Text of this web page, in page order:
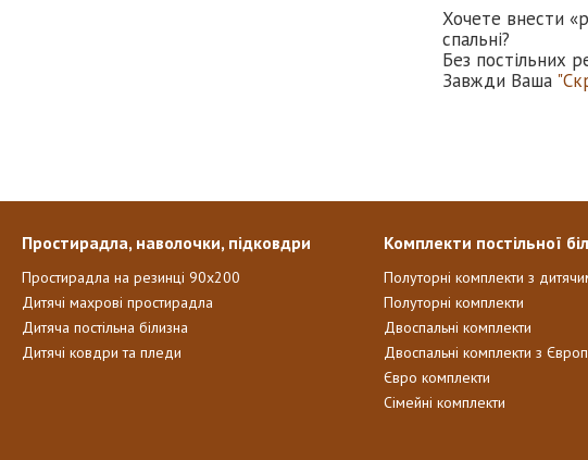
Хочете внести
спальні?
Без постільних
Завжди Ваша
Простирадла, наволочки, підковдри
Простирадла на резинці 90х200
Дитячі махрові простирадла
Дитяча постільна білизна
Дитячі ковдри та пледи
Комплекти постільної
Полуторні комплекти з
Полуторні комплекти
Двоспальні комплекти
Двоспальні комплекти з
Євро комплекти
Сімейні комплекти